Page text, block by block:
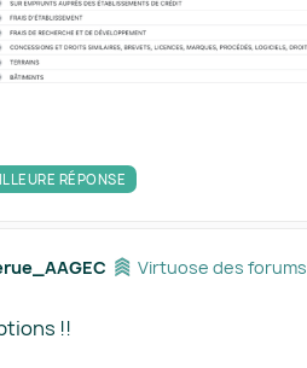
RÉPONSE
Virtuose des forums
!!